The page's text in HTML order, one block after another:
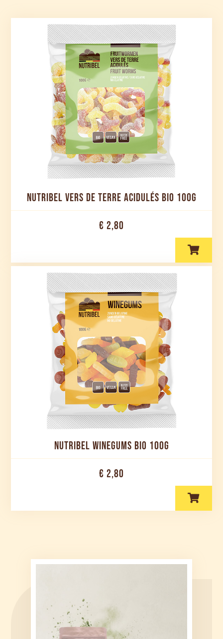
NUTRIBEL VERS DE TERRE ACIDULÉS BIO 100G
€ 2,80
NUTRIBEL WINEGUMS BIO 100G
€ 2,80